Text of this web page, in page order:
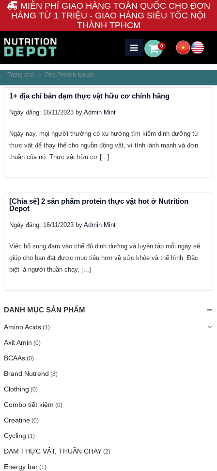
MIỄN PHÍ GIAO HÀNG TOÀN QUỐC CHO ĐƠN
HÀNG TỪ 1 TRIỆU - GIAO HÀNG SIÊU TỐC NỘI
THÀNH TPHCM
0
Trang chủ » Pea Protein Isolate
1+ địa chỉ bán đạm thực vật hữu cơ chính hãng
Ngày đăng: 16/11/2023 by Admin Mint
Ngày nay, mọi người thường có xu hướng tìm kiếm dinh dưỡng từ
thực vật để thay thế cho nguồn động vật, vì tính lành mạnh và đơn
thuần của nó. Thực vật hữu cơ [...]
[Chia sẻ] 2 sản phẩm protein thực vật hot ở Nutrition
Depot
Ngày đăng: 16/11/2023 by Admin Mint
Việc bổ sung đạm vào chế độ dinh dưỡng và luyện tập mỗi ngày sẽ
giúp cho bạn đạt được mục tiêu hơn về sức khỏe và thể hình. Đặc
biệt là người thuần chay, [...]
DANH MỤC SẢN PHẨM
Amino Acids (1)
Axit Amin (0)
BCAAs (0)
Brand Nutrend (8)
Clothing (0)
Combo tiết kiệm (0)
Creatine (0)
Cycling (1)
ĐẠM THỰC VẬT, THUẦN CHAY (2)
Energy bar (1)